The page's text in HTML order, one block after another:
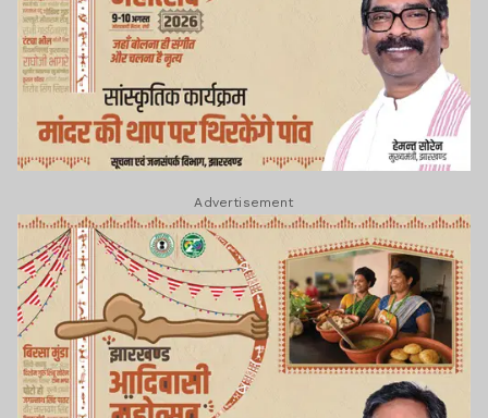
Advertisement